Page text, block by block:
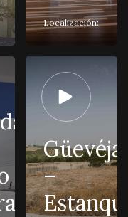
Localización:
–